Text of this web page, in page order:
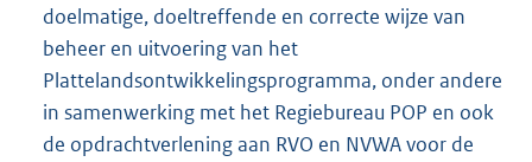
doelmatige, doeltreffende en correcte wijze van
beheer en uitvoering van het
Plattelandsontwikkelingsprogramma, onder andere
in samenwerking met het Regiebureau POP en ook
de opdrachtverlening aan RVO en NVWA voor de